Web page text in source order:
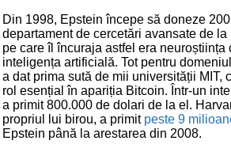
Din 1998, Epstein începe să doneze
departament de cercetări avansate de
pe care îl încuraja astfel era neuroștiința
inteligența artificială. Tot pentru
a dat prima sută de mii universității MIT,
rol esențial în apariția Bitcoin. Într-un
a primit 800.000 de dolari de la el.
propriul lui birou, a primit peste 9
Epstein până la arestarea din 2008.